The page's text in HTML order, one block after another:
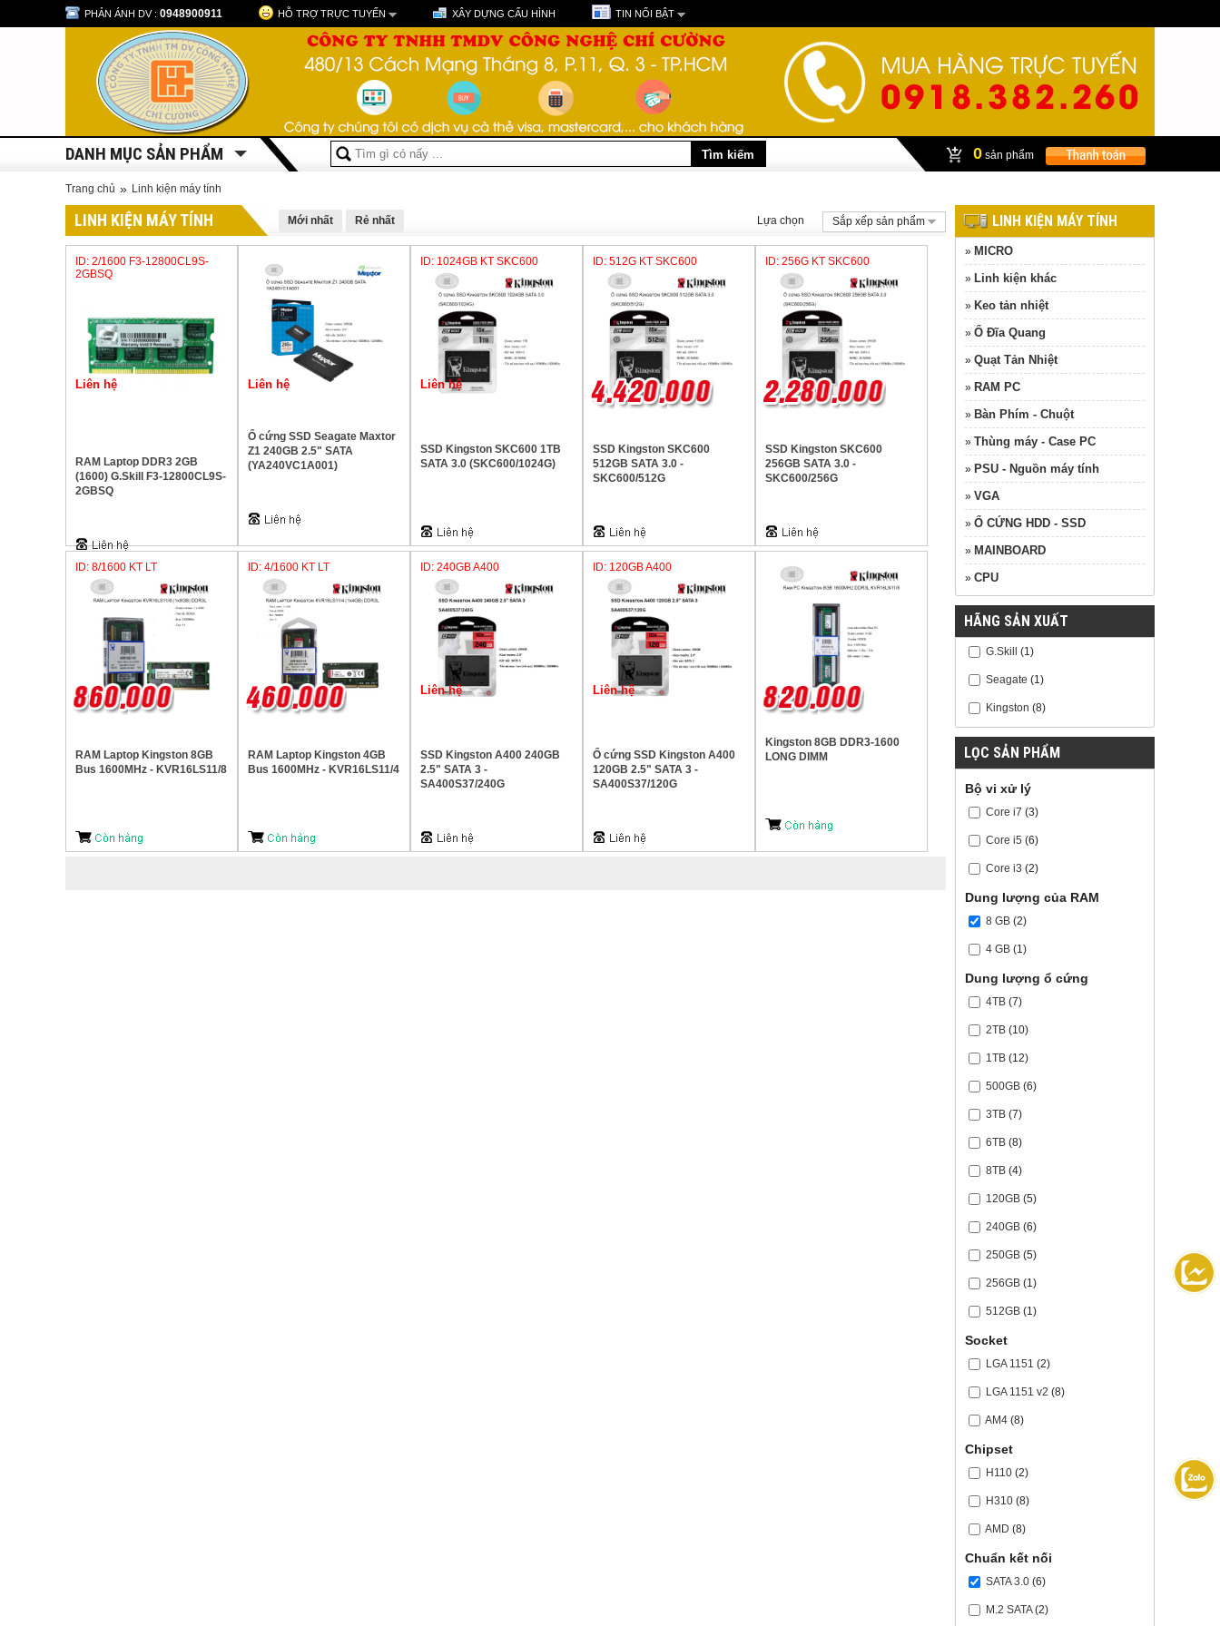
PHẢN ÁNH DV : 0948900911 HỖ TRỢ TRỰC TUYẾN XÂY DỰNG CẤU HÌNH TIN NỔI BẬT
DANH MỤC SẢN PHẨM 0 sản phẩm
Trang chủ » Linh kiện máy tính
LINH KIỆN MÁY TÍNH Mới nhất Rẻ nhất Sắp xếp sản phẩm
Lựa chọn
ID: 2/1600 F3-12800CL9S-
2GBSQ
Liên hệ
RAM Laptop DDR3 2GB
(1600) G.Skill F3-12800CL9S-
2GBSQ
Liên hệ
Ổ cứng SSD Seagate Maxtor
Z1 240GB 2.5" SATA
(YA240VC1A001)
ID: 1024GB KT SKC600
Liên hệ
SSD Kingston SKC600 1TB
SATA 3.0 (SKC600/1024G)
ID: 512G KT SKC600
SSD Kingston SKC600
512GB SATA 3.0 -
SKC600/512G
ID: 256G KT SKC600
SSD Kingston SKC600
256GB SATA 3.0 -
SKC600/256G
ID: 8/1600 KT LT
RAM Laptop Kingston 8GB
Bus 1600MHz - KVR16LS11/8
ID: 4/1600 KT LT
RAM Laptop Kingston 4GB
Bus 1600MHz - KVR16LS11/4
ID: 240GB A400
Liên hệ
SSD Kingston A400 240GB
2.5" SATA 3 -
SA400S37/240G
ID: 120GB A400
Liên hệ
Ổ cứng SSD Kingston A400
120GB 2.5" SATA 3 -
SA400S37/120G
Kingston 8GB DDR3-1600
LONG DIMM
LINH KIỆN MÁY TÍNH
» MICRO
» Linh kiện khác
» Keo tản nhiệt
» Ổ Đĩa Quang
» Quạt Tản Nhiệt
» RAM PC
» Bàn Phím - Chuột
» Thùng máy - Case PC
» PSU - Nguồn máy tính
» VGA
» Ổ CỨNG HDD - SSD
» MAINBOARD
» CPU
HÃNG SẢN XUẤT
G.Skill (1)
Seagate (1)
Kingston (8)
LỌC SẢN PHẨM
Bộ vi xử lý
Core i7 (3)
Core i5 (6)
Core i3 (2)
Dung lượng của RAM
8 GB (2)
4 GB (1)
Dung lượng ổ cứng
4TB (7)
2TB (10)
1TB (12)
500GB (6)
3TB (7)
6TB (8)
8TB (4)
120GB (5)
240GB (6)
250GB (5)
256GB (1)
512GB (1)
Socket
LGA 1151 (2)
LGA 1151 v2 (8)
AM4 (8)
Chipset
H110 (2)
H310 (8)
AMD (8)
Chuẩn kết nối
SATA 3.0 (6)
M.2 SATA (2)